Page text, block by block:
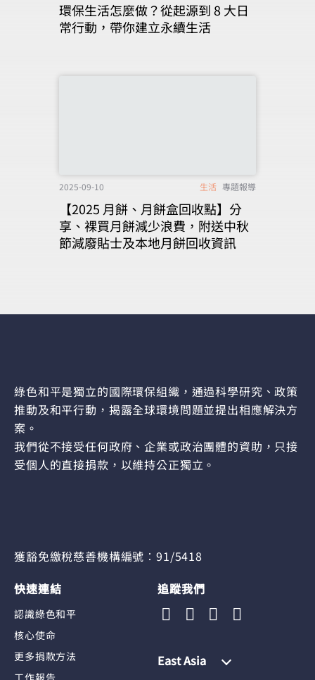
環保生活怎麼做？從起源到 8 大日
常行動，帶你建立永續生活
2025-09-10 生活 專題報導
【2025 月餅、月餅盒回收點】分
享、裸買月餅減少浪費，附送中秋
節減廢貼士及本地月餅回收資訊
綠色和平是獨立的國際環保組織，通過科學研究、政策
推動及和平行動，揭露全球環境問題並提出相應解決方
案。
我們從不接受任何政府、企業或政治團體的資助，只接
受個人的直接捐款，以維持公正獨立。
獲豁免繳稅慈善機構編號︰91/5418
快速連結
認識綠色和平
核心使命
更多捐款方法
追蹤我們
East Asia